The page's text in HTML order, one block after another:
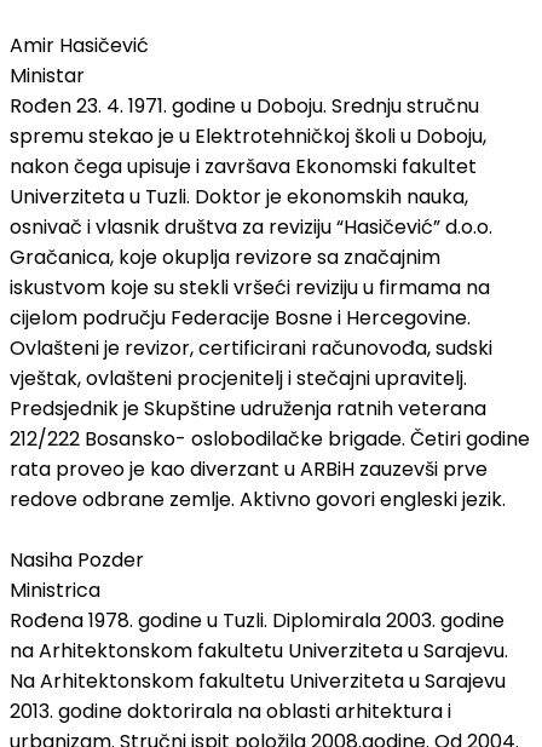
Amir Hasičević
Ministar
Rođen 23. 4. 1971. godine u Doboju. Srednju stručnu
spremu stekao je u Elektrotehničkoj školi u Doboju,
nakon čega upisuje i završava Ekonomski fakultet
Univerziteta u Tuzli. Doktor je ekonomskih nauka,
osnivač i vlasnik društva za reviziju “Hasičević” d.o.o.
Gračanica, koje okuplja revizore sa značajnim
iskustvom koje su stekli vršeći reviziju u firmama na
cijelom području Federacije Bosne i Hercegovine.
Ovlašteni je revizor, certificirani računovođa, sudski
vještak, ovlašteni procjenitelj i stečajni upravitelj.
Predsjednik je Skupštine udruženja ratnih veterana
212/222 Bosansko- oslobodilačke brigade. Četiri godine
rata proveo je kao diverzant u ARBiH zauzevši prve
redove odbrane zemlje. Aktivno govori engleski jezik.
Nasiha Pozder
Ministrica
Rođena 1978. godine u Tuzli. Diplomirala 2003. godine
na Arhitektonskom fakultetu Univerziteta u Sarajevu.
Na Arhitektonskom fakultetu Univerziteta u Sarajevu
2013. godine doktorirala na oblasti arhitektura i
urbanizam. Stručni ispit položila 2008.godine. Od 2004.